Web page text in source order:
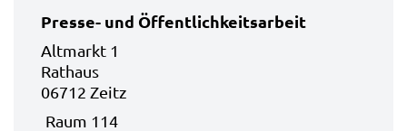
Presse- und Öffentlichkeitsarbeit
Altmarkt 1
Rathaus
06712 Zeitz
Raum 114